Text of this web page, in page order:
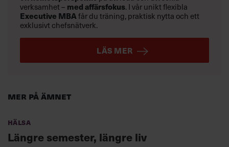
Mer på ämnet
Hälsa
Längre semester, längre liv
verksamhet – med affärsfokus. I vår unikt flexibla
Executive MBAfår du träning, praktisk nytta och ett
exklusivt chefsnätverk.
LÄS MER